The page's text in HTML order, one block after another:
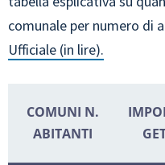
comunale per numero di
Ufficiale (in lire).
COMUNI N.
ABITANTI